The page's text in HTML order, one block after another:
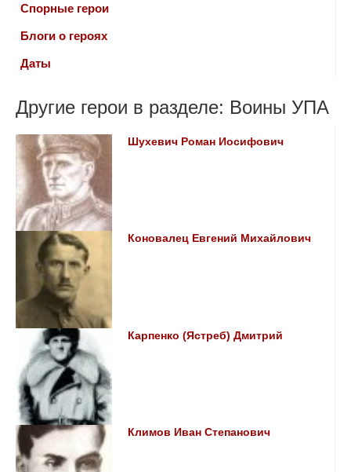
Спорные герои
Блоги о героях
Даты
Другие герои в разделе: Воины УПА
Шухевич Роман Иосифович
Коновалец Евгений Михайлович
Карпенко (Ястреб) Дмитрий
Климов Иван Степанович